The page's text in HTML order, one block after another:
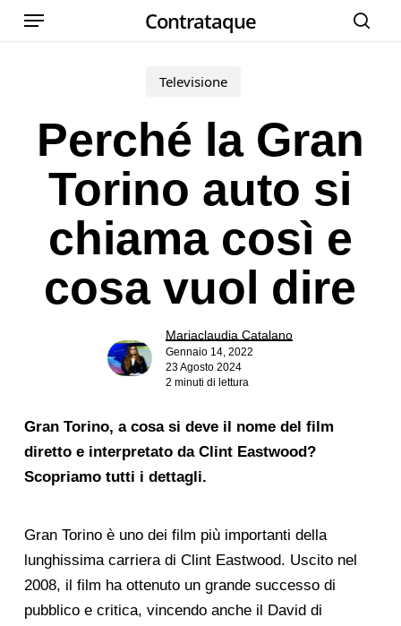
Skip
Contrataque
Menu
Televisione
Perché la Gran
Torino auto si
chiama così e
cosa vuol dire
Mariaclaudia Catalano
Gennaio 14, 2022
23 Agosto 2024
2 minuti di lettura
Gran Torino, a cosa si deve il nome del film
diretto e interpretato da Clint Eastwood?
Scopriamo tutti i dettagli.
Gran Torino è uno dei film più importanti della
lunghissima carriera di Clint Eastwood. Uscito nel
2008, il film ha ottenuto un grande successo di
pubblico e critica, vincendo anche il David di